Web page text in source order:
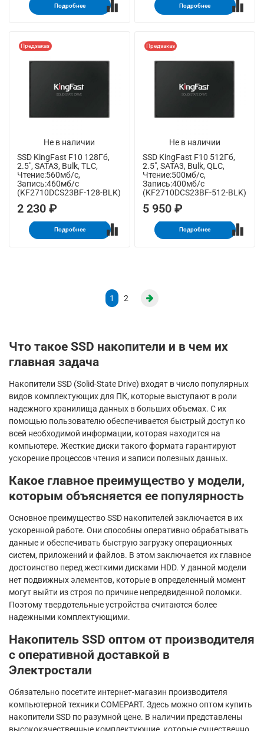
Подробнее Подробнее
Не в наличии
Предзаказ
SSD KingFast F10 128Гб,
2.5", SATA3, Bulk, TLC,
Чтение:560мб/с,
Запись:460мб/с
(KF2710DCS23BF-128-BLK)
2 230 ₽
Подробнее
Не в наличии
Предзаказ
SSD KingFast F10 512Гб,
2.5", SATA3, Bulk, QLC,
Чтение:500мб/с,
Запись:400мб/с
(KF2710DCS23BF-512-BLK)
5 950 ₽
Подробнее
1 2
Что такое SSD накопители и в чем их
главная задача
Накопители SSD (Solid-State Drive) входят в число популярных
видов комплектующих для ПК, которые выступают в роли
надежного хранилища данных в больших объемах. С их
помощью пользователю обеспечивается быстрый доступ ко
всей необходимой информации, которая находится на
компьютере. Жесткие диски такого формата гарантируют
ускорение процессов чтения и записи полезных данных.
Какое главное преимущество у модели,
которым объясняется ее популярность
Основное преимущество SSD накопителей заключается в их
ускоренной работе. Они способны оперативно обрабатывать
данные и обеспечивать быструю загрузку операционных
систем, приложений и файлов. В этом заключается их главное
достоинство перед жесткими дисками HDD. У данной модели
нет подвижных элементов, которые в определенный момент
могут выйти из строя по причине непредвиденной поломки.
Поэтому твердотельные устройства считаются более
надежными комплектующими.
Накопитель SSD оптом от производителя
с оперативной доставкой в
Электростали
Обязательно посетите интернет-магазин производителя
компьютерной техники COMEPART. Здесь можно оптом купить
накопители SSD по разумной цене. В наличии представлены